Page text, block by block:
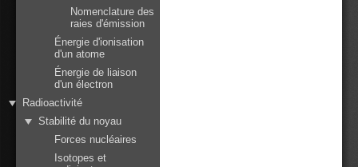
Nomenclature des
raies d'émission
Énergie d'ionisation
d'un atome
Énergie de liaison
d'un électron
Radioactivité
Stabilité du noyau
Forces nucléaires
Isotopes et